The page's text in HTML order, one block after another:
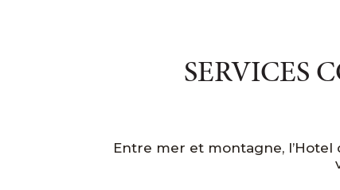
SERVICES
Entre mer et montagne,